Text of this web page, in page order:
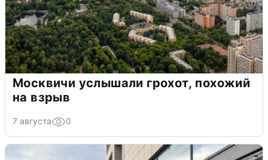
Москвичи услышали грохот, похожий
на взрыв
7 августа 0